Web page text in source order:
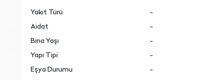
Yakıt Türü
-
Aidat
-
Bina Yaşı
-
Yapı Tipi
-
Eşya Durumu
-